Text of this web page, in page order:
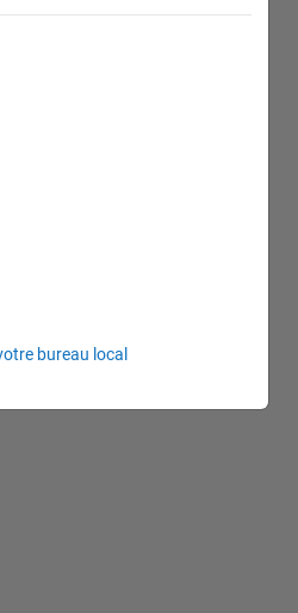
bureau local